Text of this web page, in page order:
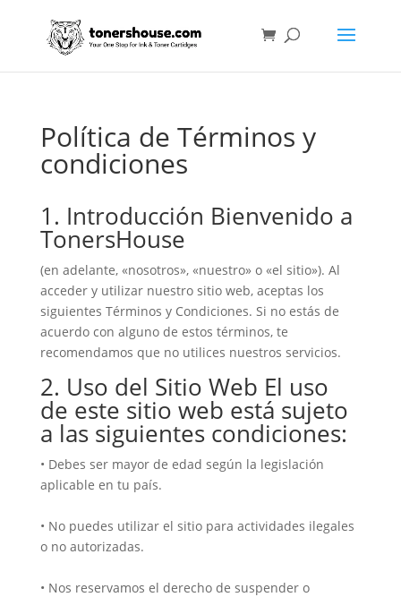
Política de Términos y
condiciones
1. Introducción Bienvenido a
TonersHouse
(en adelante, «nosotros», «nuestro» o «el sitio»). Al
acceder y utilizar nuestro sitio web, aceptas los
siguientes Términos y Condiciones. Si no estás de
acuerdo con alguno de estos términos, te
recomendamos que no utilices nuestros servicios.
2. Uso del Sitio Web El uso
de este sitio web está sujeto
a las siguientes condiciones:
• Debes ser mayor de edad según la legislación
aplicable en tu país.
• No puedes utilizar el sitio para actividades ilegales
o no autorizadas.
• Nos reservamos el derecho de suspender o